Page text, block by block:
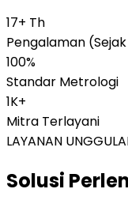
17+ Th
Pengalaman
100%
Standar Metrologi
1K+
Mitra Terlayani
LAYANAN
Solusi